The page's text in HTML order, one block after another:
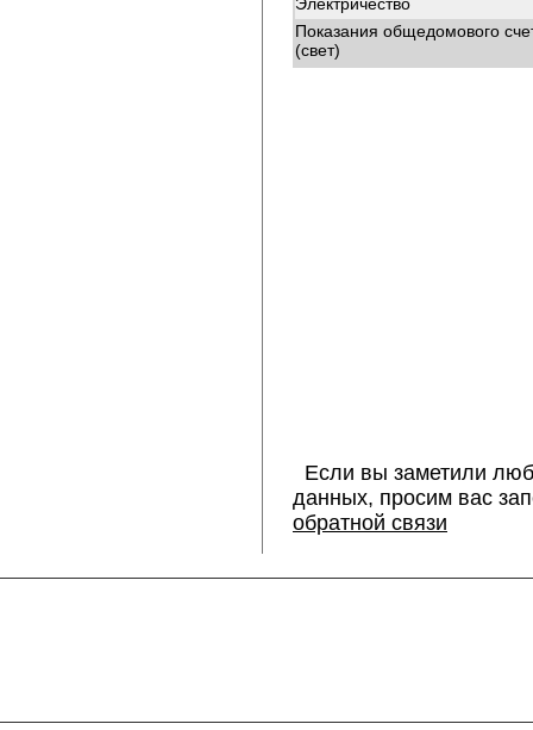
Показания общедомового
(свет)
Если вы заметили
данных, просим вас
обратной связи